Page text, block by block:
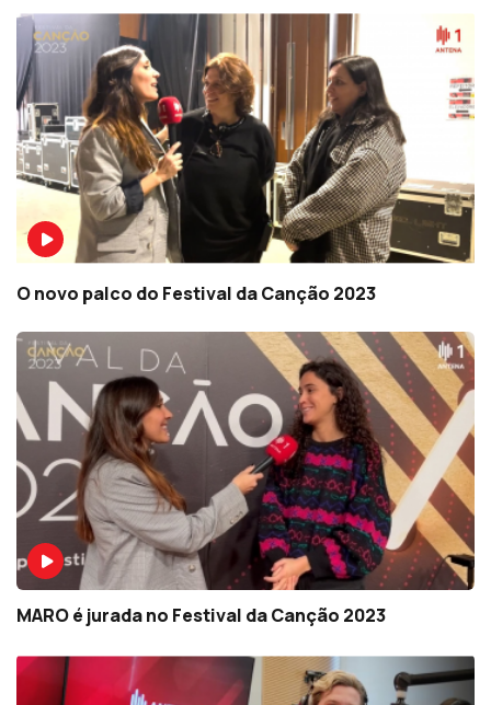
O novo palco do Festival da Canção 2023
MARO é jurada no Festival da Canção 2023